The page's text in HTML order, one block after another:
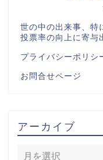
世の中の出来事、特
投票率の向上に寄与
プライバシーポリシ
お問合せページ
アーカイブ